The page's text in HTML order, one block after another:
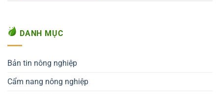
DANH MỤC
Bản tin nông nghiệp
Cẩm nang nông nghiệp